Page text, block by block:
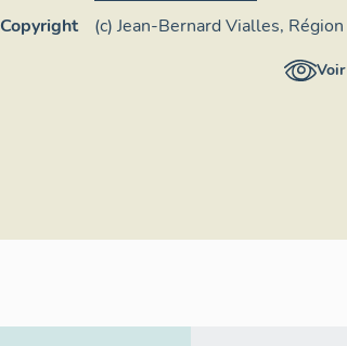
Copyright
(c) Jean-Bernard Vialles, Région